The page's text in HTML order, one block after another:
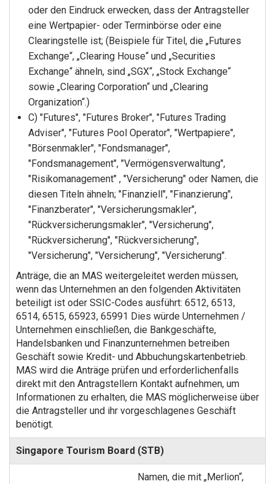
oder den Eindruck erwecken, dass der Antragsteller
eine Wertpapier- oder Terminbörse oder eine
Clearingstelle ist; (Beispiele für Titel, die „Futures
Exchange“, „Clearing House“ und „Securities
Exchange“ ähneln, sind „SGX“, „Stock Exchange“
sowie „Clearing Corporation“ und „Clearing
Organization“.)
C) "Futures", "Futures Broker", "Futures Trading
Adviser", "Futures Pool Operator", "Wertpapiere",
"Börsenmakler", "Fondsmanager",
"Fondsmanagement", "Vermögensverwaltung",
"Risikomanagement" , "Versicherung" oder Namen, die
diesen Titeln ähneln; "Finanziell", "Finanzierung",
"Finanzberater", "Versicherungsmakler",
"Rückversicherungsmakler", "Versicherung",
"Rückversicherung", "Rückversicherung",
"Versicherung", "Versicherung", "Versicherung".
Anträge, die an MAS weitergeleitet werden müssen,
wenn das Unternehmen an den folgenden Aktivitäten
beteiligt ist oder SSIC-Codes ausführt: 6512, 6513,
6514, 6515, 65923, 65991 Dies würde Unternehmen /
Unternehmen einschließen, die Bankgeschäfte,
Handelsbanken und Finanzunternehmen betreiben
Geschäft sowie Kredit- und Abbuchungskartenbetrieb.
MAS wird die Anträge prüfen und erforderlichenfalls
direkt mit den Antragstellern Kontakt aufnehmen, um
Informationen zu erhalten, die MAS möglicherweise über
die Antragsteller und ihr vorgeschlagenes Geschäft
benötigt.
Singapore Tourism Board (STB)
Namen, die mit „Merlion“,